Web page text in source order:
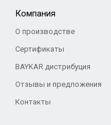
Компания
О производстве
Сертификаты
BAYKAR дистрибуция
Отзывы и предложения
Контакты